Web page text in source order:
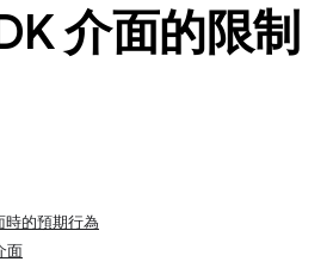
介面的限制
時的預期行為
面